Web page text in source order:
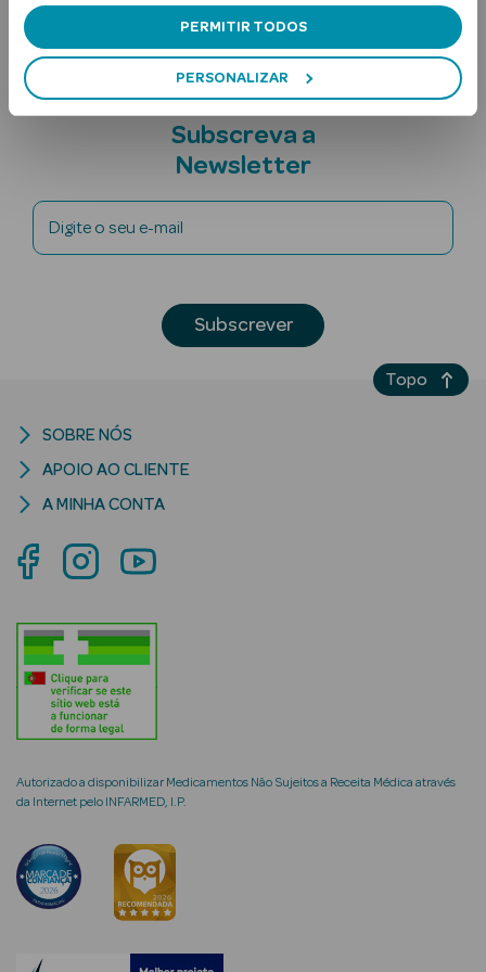
PERMITIR TODOS
PERSONALIZAR
Ver Tudo
Solares
Solares Bebé e
Ver Tudo
Cosmética
Rosto
Hidratantes
Creme de Olhos
envelhecimento
Subscreva a
Newsletter
Digite o seu e-mail
Subscrever
Autorizado a disponibilizar Medicamentos Não Sujeitos a Receita Médica através
da Internet pelo INFARMED, I.P.
SOBRE NÓS
APOIO AO CLIENTE
A MINHA CONTA
Topo